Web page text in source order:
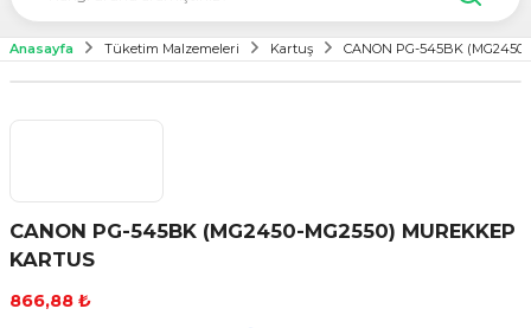
Anasayfa Tüketim Malzemeleri Kartuş CANON PG-545BK
CANON PG-545BK (MG2450-MG2550) MUREKKEP
KARTUS
866,88 ₺